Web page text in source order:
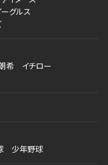
グルス
希
イチロー
少年野球